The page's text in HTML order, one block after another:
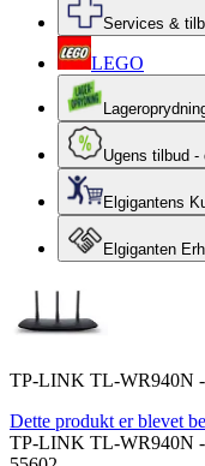
Services &
LEGO
Ugens tilbud -
Elgigantens
Elgiganten
TP-LINK TL-WR940N -
Dette produkt er blevet
TP-LINK TL-WR940N -